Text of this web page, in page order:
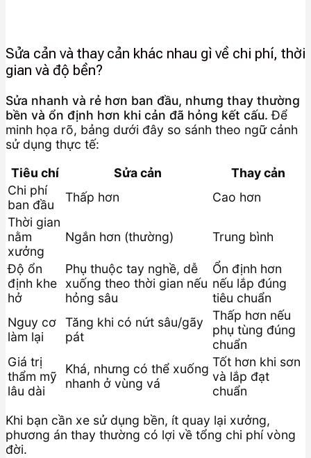
Sửa cản và thay cản khác nhau gì về chi phí, thời
gian và độ bền?
Sửa nhanh và rẻ hơn ban đầu, nhưng thay thường
bền và ổn định hơn khi cản đã hỏng kết cấu. Để
minh họa rõ, bảng dưới đây so sánh theo ngữ cảnh
sử dụng thực tế:
Tiêu chí
Sửa cản
Thay cản
Chi phí
ban đầu
Thấp hơn
Cao hơn
Thời gian
nằm
xưởng
Ngắn hơn (thường) Trung bình
Độ ổn
định khe
hở
Phụ thuộc tay nghề, dễ
xuống theo thời gian nếu
hỏng sâu
Ổn định hơn
nếu lắp đúng
tiêu chuẩn
Nguy cơ
làm lại
Tăng khi có nứt sâu/gãy
pát
Thấp hơn nếu
phụ tùng đúng
chuẩn
Giá trị
thẩm mỹ
lâu dài
Khá, nhưng có thể xuống
nhanh ở vùng vá
Tốt hơn khi sơn
và lắp đạt
chuẩn
Khi bạn cần xe sử dụng bền, ít quay lại xưởng,
phương án thay thường có lợi về tổng chi phí vòng
đời.